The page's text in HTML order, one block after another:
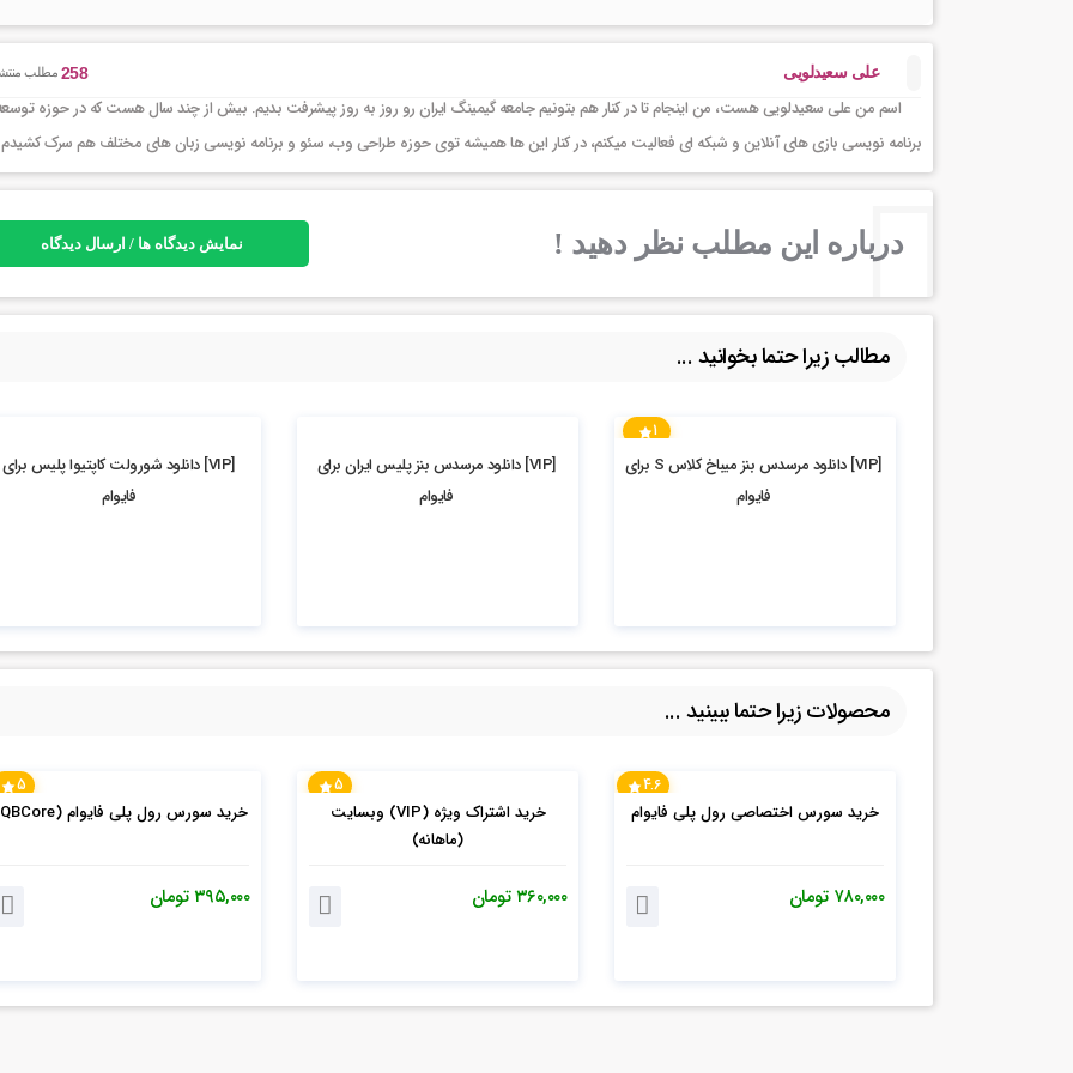
علی سعیدلویی 258 مطلب
اسم من علی سعیدلویی هست، من اینجام تا در کنار هم بتونیم جامعه گیمینگ ایران رو روز به روز پیشرفت بدیم. بیش از چند سال هست که در حوزه
برنامه نویسی بازی های آنلاین و شبکه ای فعالیت میکنم، در کنار این ها همیشه توی حوزه طراحی وب، سئو و برنامه نویسی زبان های مختلف هم سرک کشیدم
درباره این مطلب نظر دهید ! نمایش دیدگاه ها / ارسال دیدگاه
مطالب زیرا حتما بخوانید ...
1
2.71k بازدید
[VIP] دانلود مرسدس بنز میباخ کلاس S برای
فایوام
5.31k بازدید
[VIP] دانلود مرسدس بنز پلیس ایران برای
فایوام
[VIP] دانلود شورولت کاپتیوا پلیس برای
فایوام
محصولات زیرا حتما ببینید ...
4.6
خرید سورس اختصاصی رول پلی فایوام
۷۸۰,۰۰۰ تومان
5
خرید اشتراک ویژه (VIP) وبسایت
(ماهانه)
۳۶۰,۰۰۰ تومان
5
خرید سورس رول پلی فایوام (QBCore)
۳۹۵,۰۰۰ تومان